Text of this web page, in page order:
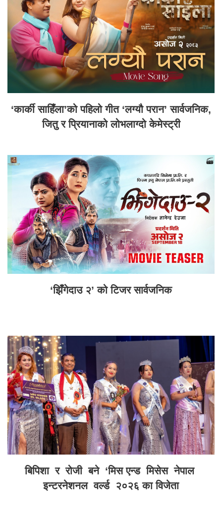
‘कार्की साहिँला’को पहिलो गीत ‘लग्यौ परान’ सार्वजनिक,
जितु र प्रियानाको लोभलाग्दो केमेस्ट्री
‘झिँगेदाउ २’ को टिजर सार्वजनिक
बिपिशा र रोजी बने ‘मिस एन्ड मिसेस नेपाल
इन्टरनेशनल वर्ल्ड २०२६ का विजेता